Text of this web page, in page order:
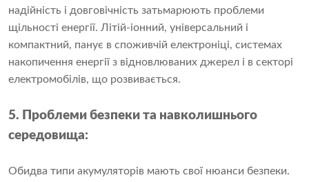
надійність і довговічність затьмарюють проблеми
щільності енергії. Літій-іонний, універсальний і
компактний, панує в споживчій електроніці, системах
накопичення енергії з відновлюваних джерел і в секторі
електромобілів, що розвивається.
5. Проблеми безпеки та навколишнього
середовища:
Обидва типи акумуляторів мають свої нюанси безпеки.